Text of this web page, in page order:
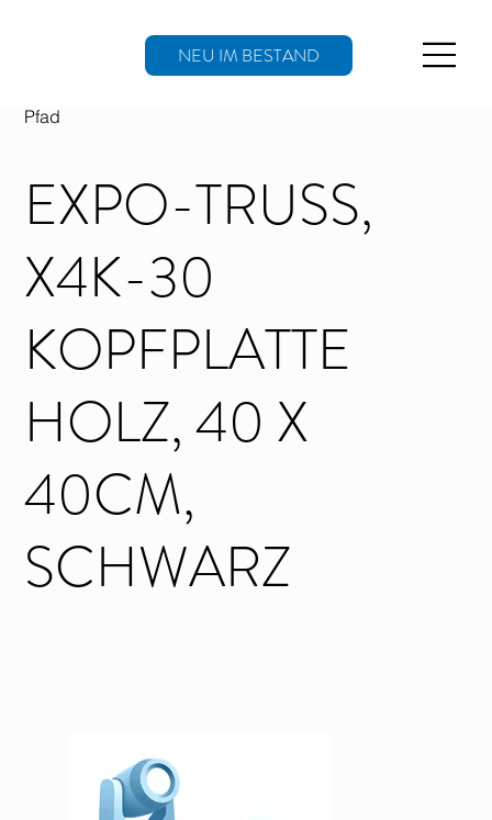
NEU IM BESTAND
EXPO-TRUSS,
X4K-30
KOPFPLATTE
HOLZ, 40 X
40CM,
SCHWARZ
Pfad